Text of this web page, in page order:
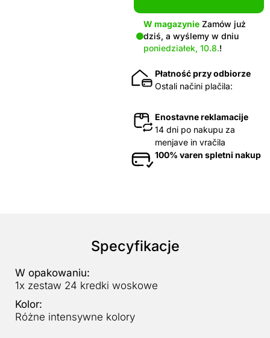
W magazynie Zamów już
dziś, a wyślemy w dniu
poniedziałek, 10.8.!
Płatność przy odbiorze
Ostali načini plačila:
Enostavne reklamacije
14 dni po nakupu za
menjave in vračila
100% varen spletni nakup
Specyfikacje
W opakowaniu:
1x zestaw 24 kredki woskowe
Kolor:
Różne intensywne kolory